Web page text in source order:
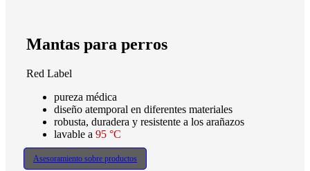
Mantas para perros
Red Label
pureza médica
diseño atemporal en diferentes materiales
robusta, duradera y resistente a los arañazos
lavable a 95 °C
Asesoramiento sobre productos